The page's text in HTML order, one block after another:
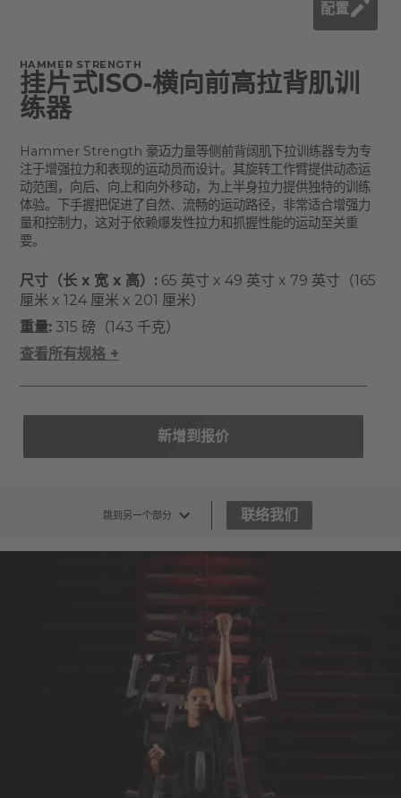
配置
HAMMER STRENGTH
挂片式ISO-横向前高拉背肌训
练器
Hammer Strength 豪迈力量等侧前背阔肌下拉训练器专为专
注于增强拉力和表现的运动员而设计。其旋转工作臂提供动态运
动范围，向后、向上和向外移动，为上半身拉力提供独特的训练
体验。下手握把促进了自然、流畅的运动路径，非常适合增强力
量和控制力，这对于依赖爆发性拉力和抓握性能的运动至关重
要。
尺寸（长 x 宽 x 高）:65 英寸 x 49 英寸 x 79 英寸（165
厘米 x 124 厘米 x 201 厘米）
重量:315 磅（143 千克）
查看所有规格 +
新增到报价
跳到另一个部分 联络我们